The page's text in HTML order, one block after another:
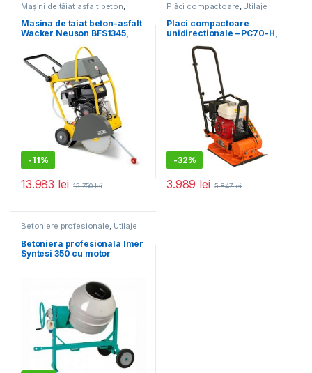
Mașini de tăiat asfalt beton,
Utilaje pentru construcții
Masina de taiat beton-asfalt
Wacker Neuson BFS1345,
-11%
13.983 lei 15.750lei
Plăci compactoare, Utilaje
Placi compactoare
unidirectionale – PC70-H,
11.5 kN, motor Honda,
benzina 5.5 cp, greutate 65
-32%
3.989 lei 5.847lei
Betoniere profesionale, Utilaje
pentru construcții
Betoniera profesionala Imer
Syntesi 350 cu motor